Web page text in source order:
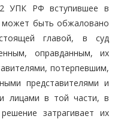
УПК РФ вступившее в
может быть обжаловано
главой, в суд
оправданным, их
потерпевшим,
представителями и
лицами в той части, в
затрагивает их